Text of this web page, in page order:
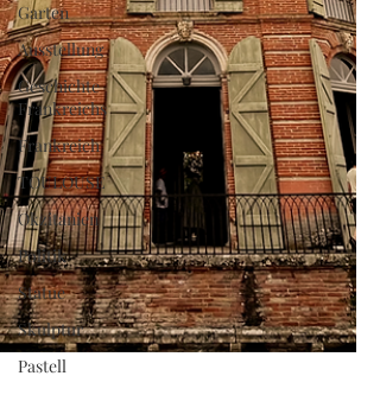
Garten
Ausstellung
Geschichte
Frankreichs
Frankreich
TOULOUSE
Okzitanien
Politik
Statue
Skulptur
Pastell